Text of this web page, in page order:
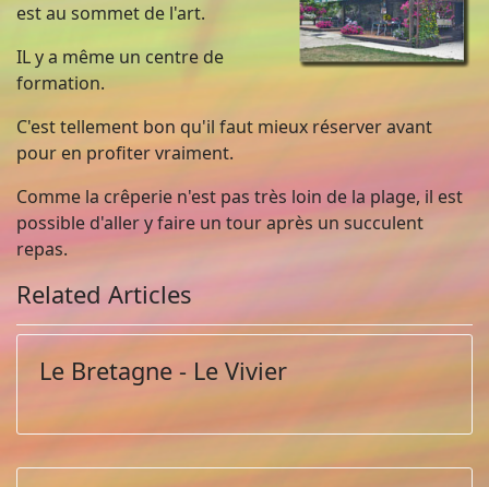
est au sommet de l'art.
IL y a même un centre de
formation.
C'est tellement bon qu'il faut mieux réserver avant
pour en profiter vraiment.
Comme la crêperie n'est pas très loin de la plage, il est
possible d'aller y faire un tour après un succulent
repas.
Related Articles
Le Bretagne - Le Vivier